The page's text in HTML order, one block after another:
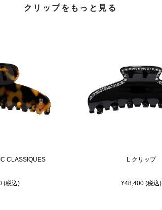
クリップをもっと見る
CLASSIQUES
(税込)
L クリップ
¥48,400 (税込)